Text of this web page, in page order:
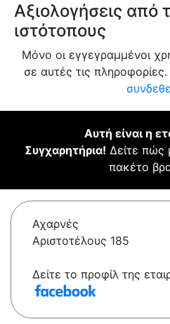
Αξιολογήσεις από
ιστότοπους
Μόνο οι εγγεγραμμένοι
σε αυτές τις πληροφορίες.
Αυτή είναι η
Συγχαρητήρια! Δείτε πώς
πακέτο
Αχαρνές
Αριστοτέλους 185
Δείτε το προφίλ της